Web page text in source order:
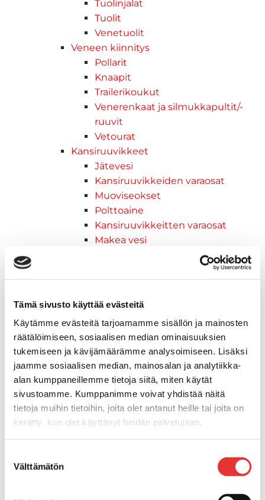
Tämä sivusto käyttää evästeitä
Käytämme evästeitä tarjoamamme sisällön ja mainosten
räätälöimiseen, sosiaalisen median ominaisuuksien
tukemiseen ja kävijämäärämme analysoimiseen. Lisäksi
jaamme sosiaalisen median, mainosalan ja analytiikka-
alan kumppaneillemme tietoja siitä, miten käytät
sivustoamme. Kumppanimme voivat yhdistää näitä
tietoja muihin tietoihin, joita olet antanut heille tai joita on
kerätty, kun olet käyttänyt heidän palvelujaan.
valinta
Välttämätön
Tuolinjalat
Tuolit
Venetuolit
Veneen kiinnitys
Pollarit
Knaapit
Trailerikoukut
Venerenkaat ja silmukkapultit/-
ruuvit
Vetourat
Kansiruuvikkeet
Jätevesi
Kansiruuvikkeiden varaosat
Muoviseokset
Polttoaine
Kansiruuvikkeitten varaosat
Makea vesi
Hankaimet
Messinki/kromattu
Kevytmetalli
Muovia
Kalusteet, sisustus ja astiat
Venetuolit ja -tuolinjalat
Pöydät ja istuimet
Venetuolit